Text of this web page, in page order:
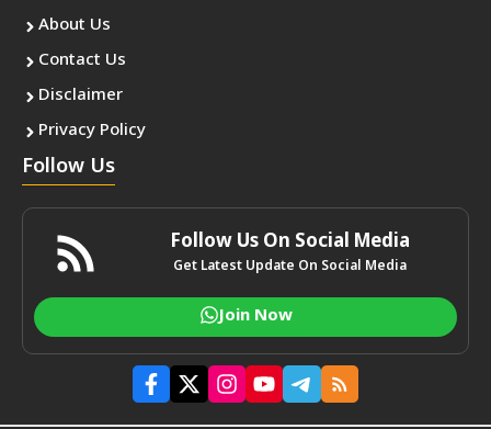
About Us
Contact Us
Disclaimer
Privacy Policy
Follow Us
Follow Us On Social Media
Get Latest Update On Social Media
Join Now